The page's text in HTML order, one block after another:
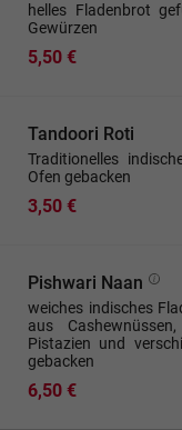
helles Fladenbrot
Gewürzen
5,50 €
Tandoori Roti
Traditionelles
Ofen gebacken
3,50 €
Pishwari Naan
weiches indisches
aus
Pistazien und
gebacken
6,50 €